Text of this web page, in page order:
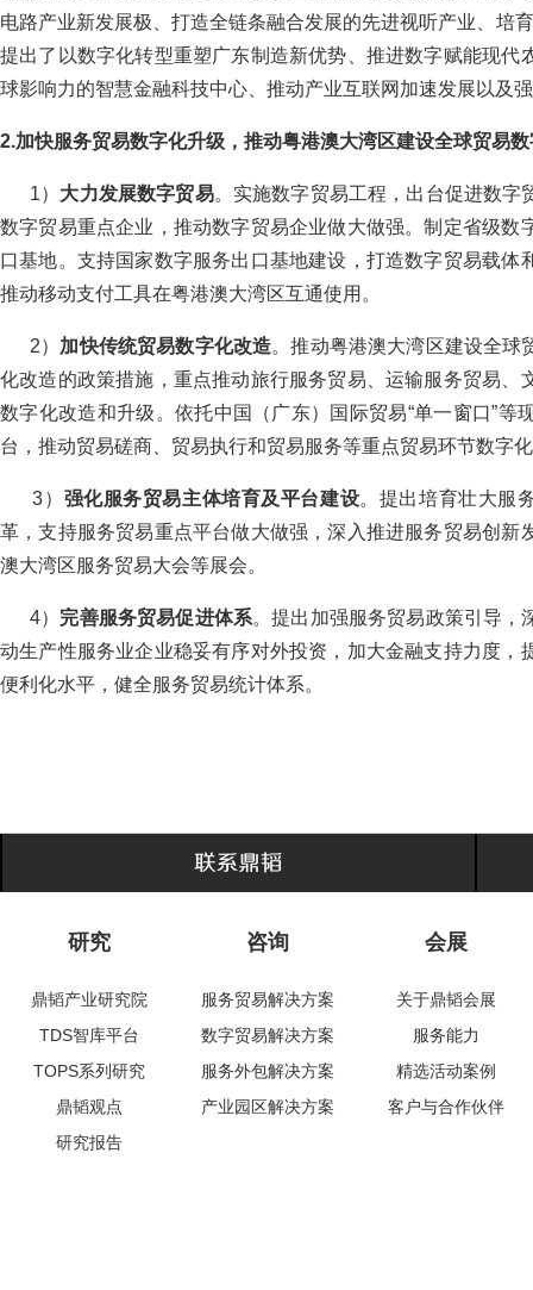
电路产业新发展极、打造全链条融合发展的先进视听产业、培
提出了以数字化转型重塑广东制造新优势、推进数字赋能现
球影响力的智慧金融科技中心、推动产业互联网加速发展以及
2.加快服务贸易数字化升级，推动粤港澳大湾区建设全球贸易
1） 大力发展数字贸易。实施数字贸易工程，出台促进数字
数字贸易重点企业，推动数字贸易企业做大做强。制定省级
口基地。支持国家数字服务出口基地建设，打造数字贸易载
推动移动支付工具在粤港澳大湾区互通使用。
2） 加快传统贸易数字化改造。推动粤港澳大湾区建设全球
化改造的政策措施，重点推动旅行服务贸易、运输服务贸易
数字化改造和升级。依托中国（广东）国际贸易“单一窗口”
台，推动贸易磋商、贸易执行和贸易服务等重点贸易环节数字
3） 强化服务贸易主体培育及平台建设。提出培育壮大服
革，支持服务贸易重点平台做大做强，深入推进服务贸易创
澳大湾区服务贸易大会等展会。
4） 完善服务贸易促进体系。提出加强服务贸易政策引导，
动生产性服务业企业稳妥有序对外投资，加大金融支持力度
便利化水平，健全服务贸易统计体系。
研究
鼎韬产业研究院
TDS智库平台
TOPS系列研究
鼎韬观点
研究报告
咨询
服务贸易解决方案
数字贸易解决方案
服务外包解决方案
产业园区解决方案
会展
关于鼎韬会展
服务能力
精选活动案例
客户与合作伙伴